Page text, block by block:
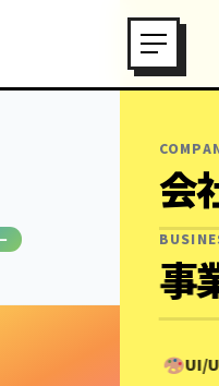
会
事
UI/